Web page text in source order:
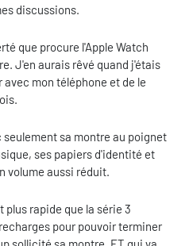
discussions.
que procure l'Apple Watch
J'en aurais rêvé quand j'étais
mon téléphone et de le
sa montre au poignet
ses papiers d'identité et
volume aussi réduit.
rapide que la série 3
pour pouvoir terminer